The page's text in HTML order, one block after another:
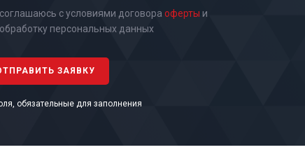
соглашаюсь с условиями договора оферты и
обработку персональных данных
обязательные для заполнения